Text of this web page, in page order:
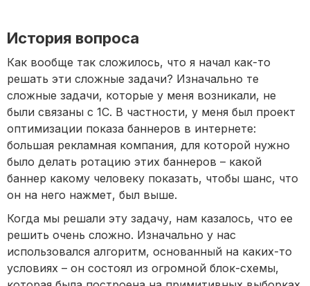
История вопроса
Как вообще так сложилось, что я начал как-то
решать эти сложные задачи? Изначально те
сложные задачи, которые у меня возникали, не
были связаны с 1С. В частности, у меня был проект
оптимизации показа баннеров в интернете:
большая рекламная компания, для которой нужно
было делать ротацию этих баннеров – какой
баннер какому человеку показать, чтобы шанс, что
он на него нажмет, был выше.
Когда мы решали эту задачу, нам казалось, что ее
решить очень сложно. Изначально у нас
использовался алгоритм, основанный на каких-то
условиях – он состоял из огромной блок-схемы,